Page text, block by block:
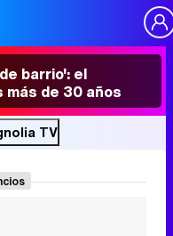
barrio': el
más de 30 años
TV